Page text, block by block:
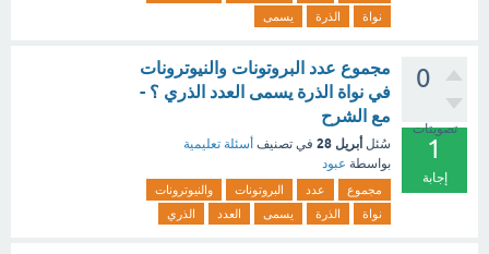
نواة
الذرة يسمى
0
تصويتات
1
إجابة
مجموع عدد البروتونات والنيوترونات
في نواة الذرة يسمى العدد الذري ؟ -
مع الشرح
سُئل أبريل 28 في تصنيف أسئلة تعليمية
بواسطة عبود
مجموع عدد البروتونات
والنيوترونات
نواة
الذرة يسمى العدد الذري